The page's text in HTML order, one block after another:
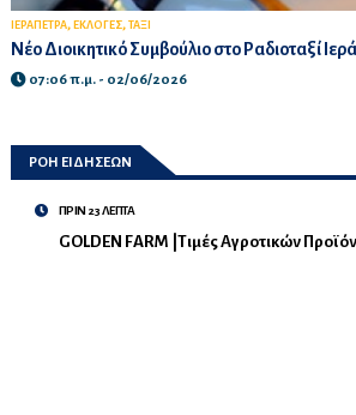
ΙΕΡΑΠΕΤΡΑ, ΕΚΛΟΓΕΣ, ΤΑΞΙ
Νέο Διοικητικό Συμβούλιο στο Ραδιοταξί
07:06 π.μ. - 02/06/2026
ΡΟΗ ΕΙΔΗΣΕΩΝ
ΠΡΙΝ 23 ΛΕΠΤΑ
GOLDEN FARM |Τιμές Αγροτικών